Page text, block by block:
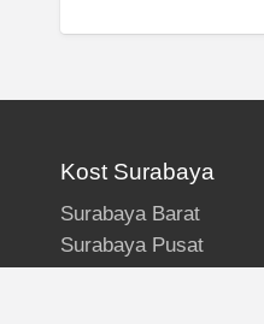
Kost Surabaya
Surabaya Barat
Surabaya Pusat